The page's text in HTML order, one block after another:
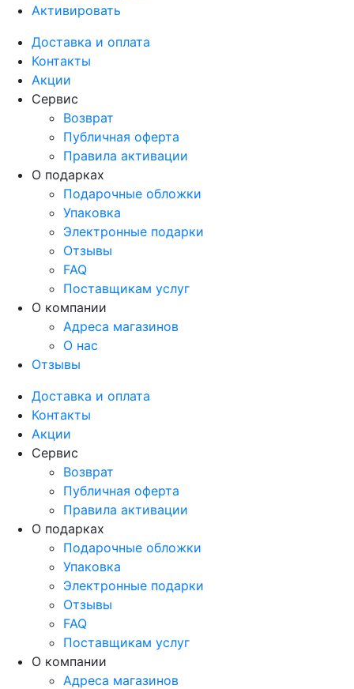
Активировать
Доставка и оплата
Контакты
Акции
Сервис
Возврат
Публичная оферта
Правила активации
О подарках
Подарочные обложки
Упаковка
Электронные подарки
Отзывы
FAQ
Поставщикам услуг
О компании
Адреса магазинов
О нас
Отзывы
Доставка и оплата
Контакты
Акции
Сервис
Возврат
Публичная оферта
Правила активации
О подарках
Подарочные обложки
Упаковка
Электронные подарки
Отзывы
FAQ
Поставщикам услуг
О компании
Адреса магазинов